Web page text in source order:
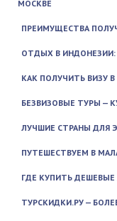
МОСКВЕ
ПРЕИМУЩЕСТВА
ОТДЫХ В
КАК ПОЛУЧИТЬ ВИЗУ
БЕЗВИЗОВЫЕ ТУРЫ —
ЛУЧШИЕ СТРАНЫ ДЛЯ
ПУТЕШЕСТВУЕМ В
ГДЕ КУПИТЬ
ТУРСКИДКИ.РУ —